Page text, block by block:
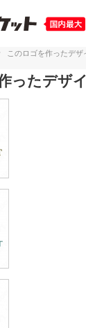
このロゴを作ったデ
ったデザ